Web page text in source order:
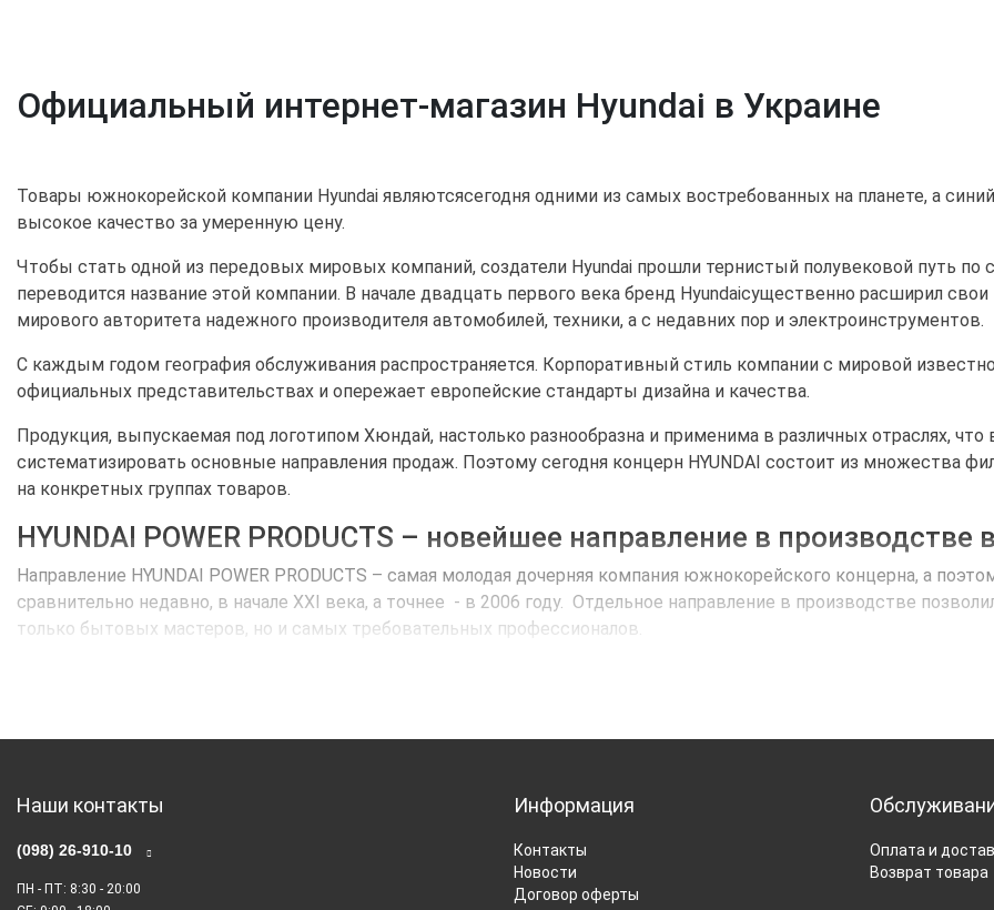
Официальный интернет-магазин Hyundai в Украине
Товары южнокорейской компании Hyundai являютсясегодня одними из самых востребованных на планете, а
высокое качество за умеренную цену.
Чтобы стать одной из передовых мировых компаний, создатели Hyundai прошли тернистый полувековой путь
переводится название этой компании. В начале двадцать первого века бренд Hyundaiсущественно расширил
мирового авторитета надежного производителя автомобилей, техники, а с недавних пор и электроинструментов.
С каждым годом география обслуживания распространяется. Корпоративный стиль компании с мировой
официальных представительствах и опережает европейские стандарты дизайна и качества.
Продукция, выпускаемая под логотипом Хюндай, настолько разнообразна и применима в различных отраслях,
систематизировать основные направления продаж. Поэтому сегодня концерн HYUNDAI состоит из множества
на конкретных группах товаров.
HYUNDAI POWER PRODUCTS – новейшее направление в
Направление HYUNDAI POWER PRODUCTS – самая молодая дочерняя компания южнокорейского концерна, а
сравнительно недавно, в начале XXI века, а точнее - в 2006 году. Отдельное направление в производстве
только бытовых мастеров, но и самых требовательных профессионалов.
Компания Hyundai Power Products– соединяющее звено между
этого момента украинский покупатель не были знаком с продукцией под брендом Хюндай, но это были техника, в
лет понадобилось, чтобы переломить сознание украинцев и доказать, что Hyundai – это заводская продукция,
мощностях.
Наши контакты
(098) 26-910-10
ПН - ПТ: 8:30 - 20:00
Информация
Контакты
Новости
Договор оферты
Оплата и
Возврат товара